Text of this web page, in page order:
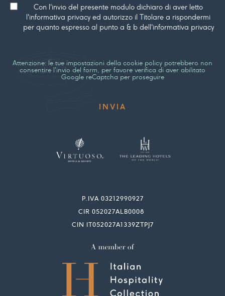
Con l'invio del presente modulo dichiaro di aver letto
l'informativa privacy ed autorizzo il Titolare a rispondermi
per quanto espresso al punto a & b dell'informativa privacy
Attenzione: le tue impostazioni della cookie policy potrebbero non
consentire l'invio del form, per favore verifica di aver abilitato
Google reCaptcha per proseguire
P.IVA 03212990927
CIR 052027ALB0008
CIN IT052027A1339ZTPJ7